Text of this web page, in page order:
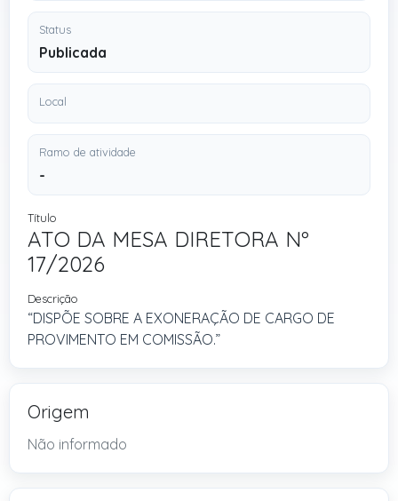
Status
Publicada
Local
Ramo de atividade
-
Título
ATO DA MESA DIRETORA Nº
17/2026
Descrição
“DISPÕE SOBRE A EXONERAÇÃO DE CARGO DE
PROVIMENTO EM COMISSÃO.”
Origem
Não informado